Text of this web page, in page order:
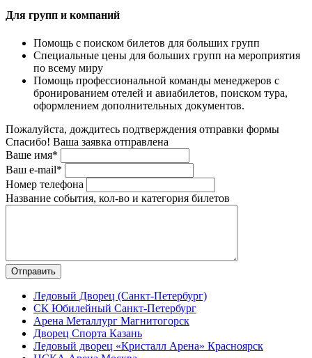
Для групп и компаний
Помощь с поиском билетов для больших групп
Специальные цены для больших групп на мероприятия
по всему миру
Помощь профессиональной команды менеджеров с
бронированием отелей и авиабилетов, поиском тура,
оформлением дополнительных документов.
Пожалуйста, дождитесь подтверждения отправки формы
Спасибо! Ваша заявка отправлена
Ваше имя*
Ваш e-mail*
Номер телефона
Название события, кол-во и категория билетов
Ледовый Дворец (Санкт-Петербург)
СК Юбилейный Санкт-Петербург
Арена Металлург Магнитогорск
Дворец Спорта Казань
Ледовый дворец «Кристалл Арена» Красноярск